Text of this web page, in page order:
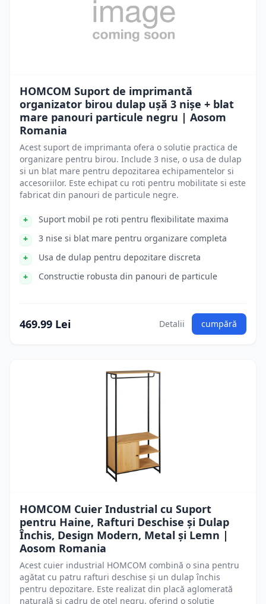
HOMCOM Suport de imprimantă
organizator birou dulap ușă 3 nișe + blat
mare panouri particule negru | Aosom
Romania
Acest suport de imprimanta ofera o solutie practica de
organizare pentru birou. Include 3 nise, o usa de dulap
si un blat mare pentru depozitarea echipamentelor si
accesoriilor. Este echipat cu roti pentru mobilitate si este
fabricat din panouri de particule negre.
Suport mobil pe roti pentru flexibilitate maxima
3 nise si blat mare pentru organizare completa
Usa de dulap pentru depozitare discreta
Constructie robusta din panouri de particule
469.99 Lei Detalii cumpără
HOMCOM Cuier Industrial cu Suport
pentru Haine, Rafturi Deschise și Dulap
Închis, Design Modern, Metal și Lemn |
Aosom Romania
Acest cuier industrial HOMCOM combină o sina pentru
agătat cu patru rafturi deschise și un dulap închis
pentru depozitare. Este realizat din placă aglomerată
naturală și cadru de oțel negru, oferind o soluție